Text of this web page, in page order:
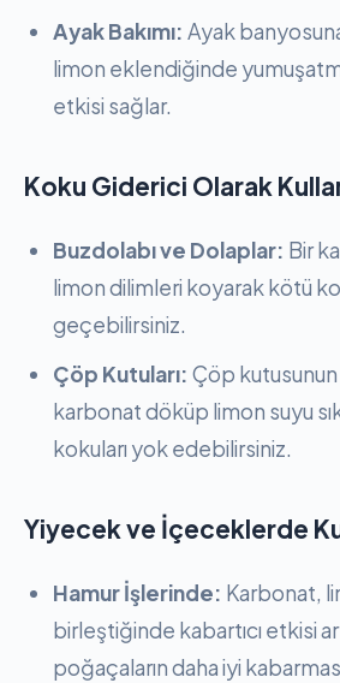
Ayak Bakımı: Ayak
limon eklendiğinde
etkisi sağlar.
Koku Giderici Olarak
Buzdolabı ve Dolaplar: Bir
limon dilimleri koyarak kötü
geçebilirsiniz.
Çöp Kutuları: Çöp
karbonat döküp limon suyu
kokuları yok edebilirsiniz.
Yiyecek ve İçeceklerde
Hamur İşlerinde: Karbonat,
birleştiğinde kabartıcı etkisi
poğaçaların daha iyi